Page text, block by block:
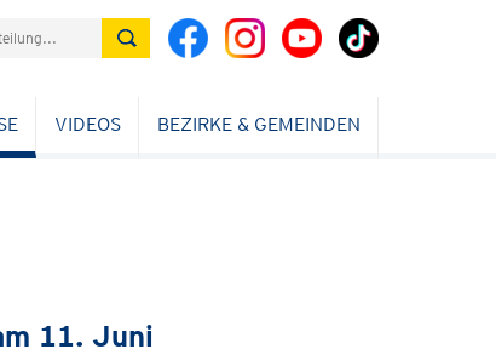
VIDEOS BEZIRKE & GEMEINDEN
11. Juni